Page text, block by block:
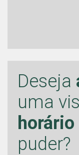
Deseja
uma
horário
puder?